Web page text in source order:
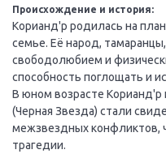
Происхождение и история:
Корианд'р родилась на
семье. Её народ,
свободолюбием и
способность поглощать и
В юном возрасте Корианд'р
(Черная Звезда) стали
межзвездных конфликтов,
трагедии.